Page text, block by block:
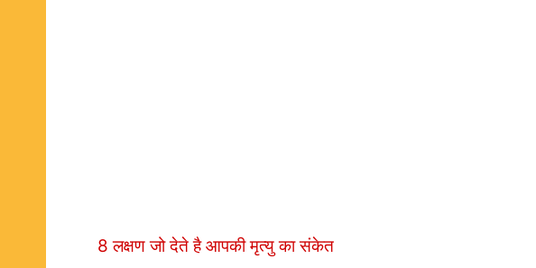
8 लक्षण जो देते है आपकी मृत्यु का संकेत